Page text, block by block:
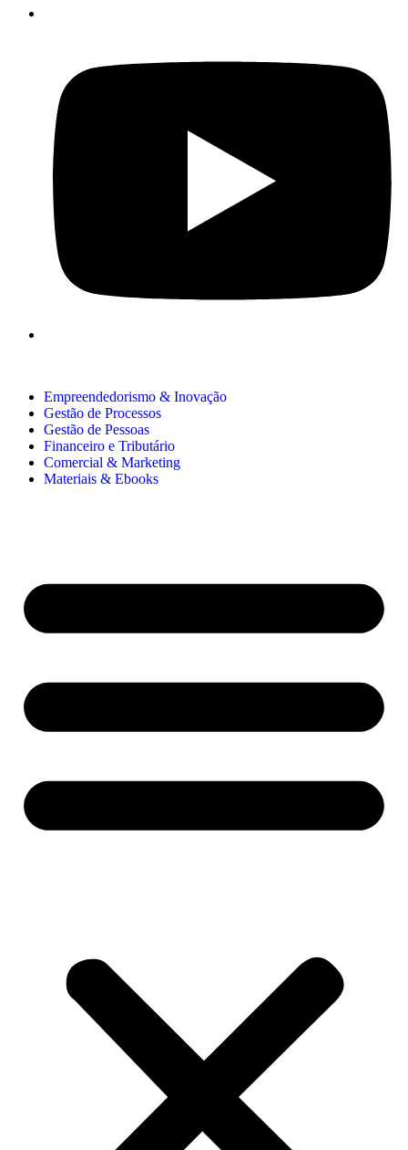
Empreendedorismo & Inovação
Gestão de Processos
Gestão de Pessoas
Financeiro e Tributário
Comercial & Marketing
Materiais & Ebooks